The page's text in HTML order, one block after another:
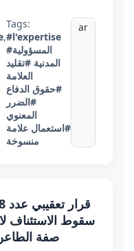
,
Tags:
#l'expertise
#المسؤولية
المدنية #تقليد
العلامة
#حقوق الدفاع
#الضرر
المعنوي
#استعمال علامة
منسوخة
ar
سقوط الاستئناف
صفة الطاعن